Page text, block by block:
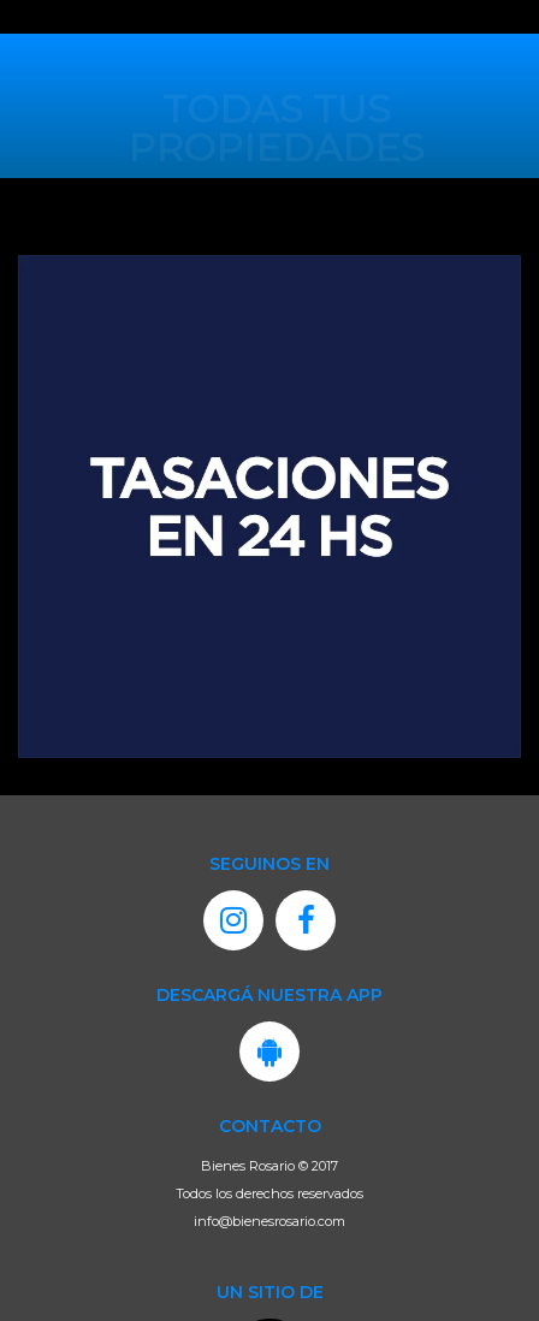
SEGUINOS EN
DESCARGÁ NUESTRA APP
CONTACTO
Bienes Rosario © 2017
Todos los derechos reservados
info@bienesrosario.com
UN SITIO DE